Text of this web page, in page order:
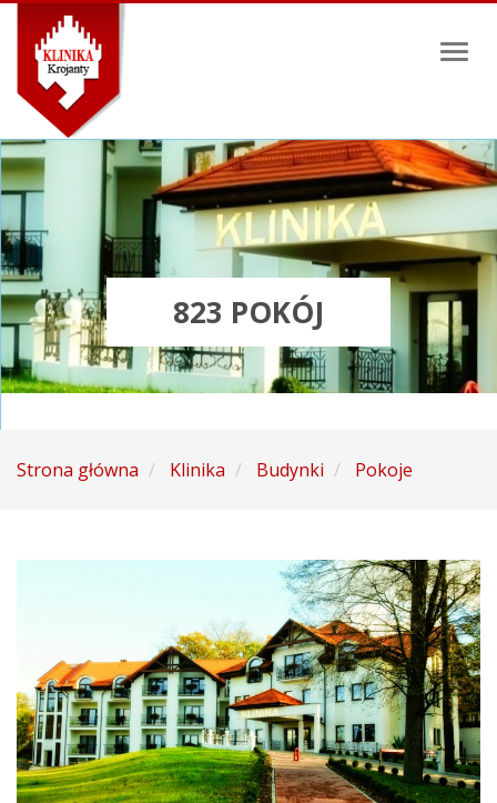
Toggle
823 POKÓJ
Strona główna Klinika Budynki Pokoje